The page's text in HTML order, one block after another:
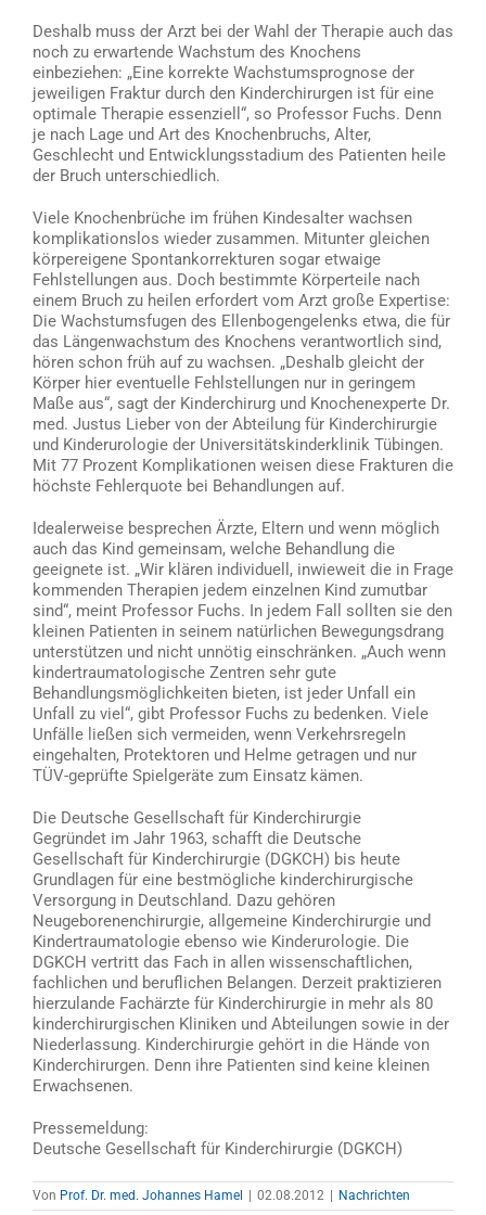
Deshalb muss der Arzt bei der Wahl der Therapie auch das
noch zu erwartende Wachstum des Knochens
einbeziehen: „Eine korrekte Wachstumsprognose der
jeweiligen Fraktur durch den Kinderchirurgen ist für eine
optimale Therapie essenziell“, so Professor Fuchs. Denn
je nach Lage und Art des Knochenbruchs, Alter,
Geschlecht und Entwicklungsstadium des Patienten heile
der Bruch unterschiedlich.
Viele Knochenbrüche im frühen Kindesalter wachsen
komplikationslos wieder zusammen. Mitunter gleichen
körpereigene Spontankorrekturen sogar etwaige
Fehlstellungen aus. Doch bestimmte Körperteile nach
einem Bruch zu heilen erfordert vom Arzt große Expertise:
Die Wachstumsfugen des Ellenbogengelenks etwa, die für
das Längenwachstum des Knochens verantwortlich sind,
hören schon früh auf zu wachsen. „Deshalb gleicht der
Körper hier eventuelle Fehlstellungen nur in geringem
Maße aus“, sagt der Kinderchirurg und Knochenexperte Dr.
med. Justus Lieber von der Abteilung für Kinderchirurgie
und Kinderurologie der Universitätskinderklinik Tübingen.
Mit 77 Prozent Komplikationen weisen diese Frakturen die
höchste Fehlerquote bei Behandlungen auf.
Idealerweise besprechen Ärzte, Eltern und wenn möglich
auch das Kind gemeinsam, welche Behandlung die
geeignete ist. „Wir klären individuell, inwieweit die in Frage
kommenden Therapien jedem einzelnen Kind zumutbar
sind“, meint Professor Fuchs. In jedem Fall sollten sie den
kleinen Patienten in seinem natürlichen Bewegungsdrang
unterstützen und nicht unnötig einschränken. „Auch wenn
kindertraumatologische Zentren sehr gute
Behandlungsmöglichkeiten bieten, ist jeder Unfall ein
Unfall zu viel“, gibt Professor Fuchs zu bedenken. Viele
Unfälle ließen sich vermeiden, wenn Verkehrsregeln
eingehalten, Protektoren und Helme getragen und nur
TÜV-geprüfte Spielgeräte zum Einsatz kämen.
Die Deutsche Gesellschaft für Kinderchirurgie
Gegründet im Jahr 1963, schafft die Deutsche
Gesellschaft für Kinderchirurgie (DGKCH) bis heute
Grundlagen für eine bestmögliche kinderchirurgische
Versorgung in Deutschland. Dazu gehören
Neugeborenenchirurgie, allgemeine Kinderchirurgie und
Kindertraumatologie ebenso wie Kinderurologie. Die
DGKCH vertritt das Fach in allen wissenschaftlichen,
fachlichen und beruflichen Belangen. Derzeit praktizieren
hierzulande Fachärzte für Kinderchirurgie in mehr als 80
kinderchirurgischen Kliniken und Abteilungen sowie in der
Niederlassung. Kinderchirurgie gehört in die Hände von
Kinderchirurgen. Denn ihre Patienten sind keine kleinen
Erwachsenen.
Pressemeldung:
Deutsche Gesellschaft für Kinderchirurgie (DGKCH)
Von Prof. Dr. med. Johannes Hamel | 02.08.2012 | Nachrichten